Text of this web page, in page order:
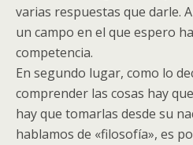
varias respuestas que darle.
un campo en el que espero
competencia.
En segundo lugar, como lo
comprender las cosas hay
hay que tomarlas desde su
hablamos de «filosofía», es